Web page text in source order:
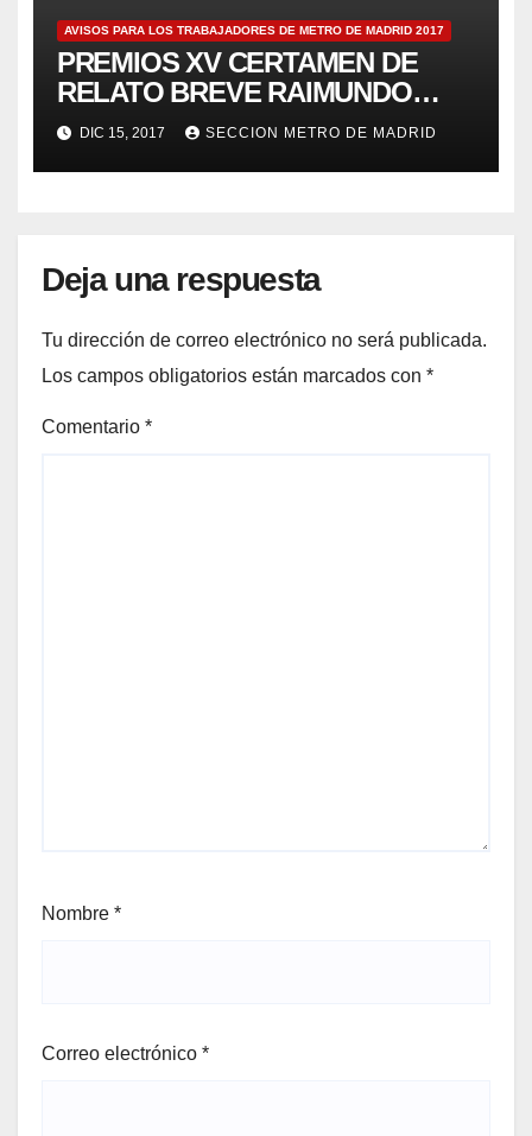
AVISOS PARA LOS TRABAJADORES DE METRO DE MADRID 2017
PREMIOS XV CERTAMEN DE
RELATO BREVE RAIMUNDO
ALONSO: UN METRO DE 350
PALABRAS
DIC 15, 2017 SECCION METRO DE MADRID
Deja una respuesta
Tu dirección de correo electrónico no será publicada.
Los campos obligatorios están marcados con *
Comentario *
Nombre *
Correo electrónico *